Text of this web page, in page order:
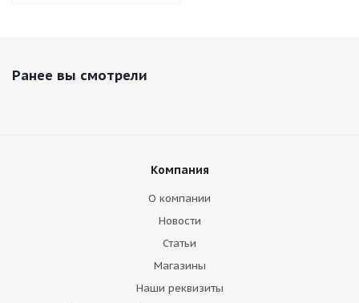
Ранее вы смотрели
Компания
О компании
Новости
Статьи
Магазины
Наши реквизиты